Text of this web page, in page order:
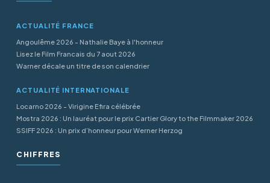
ACTUALITÉ FRANCE
Angoulême 2026 - Nathalie Baye à l'honneur
Lisez le Film Francais du 7 aout 2026
Warner décale un titre de son calendrier
ACTUALITÉ INTERNATIONALE
Locarno 2026 - Virigine Efira célébrée
Mostra 2026 : Un lauréat pour le prix Cartier Glory to the Filmmaker 2026
SSIFF 2026 : Un prix d’honneur pour Werner Herzog
CHIFFRES